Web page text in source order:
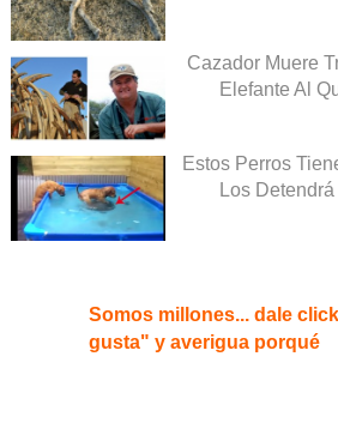
Cazador Muere
Elefante Al
Estos Perros
Los
Somos millones... dale
gusta" y averigua porqué